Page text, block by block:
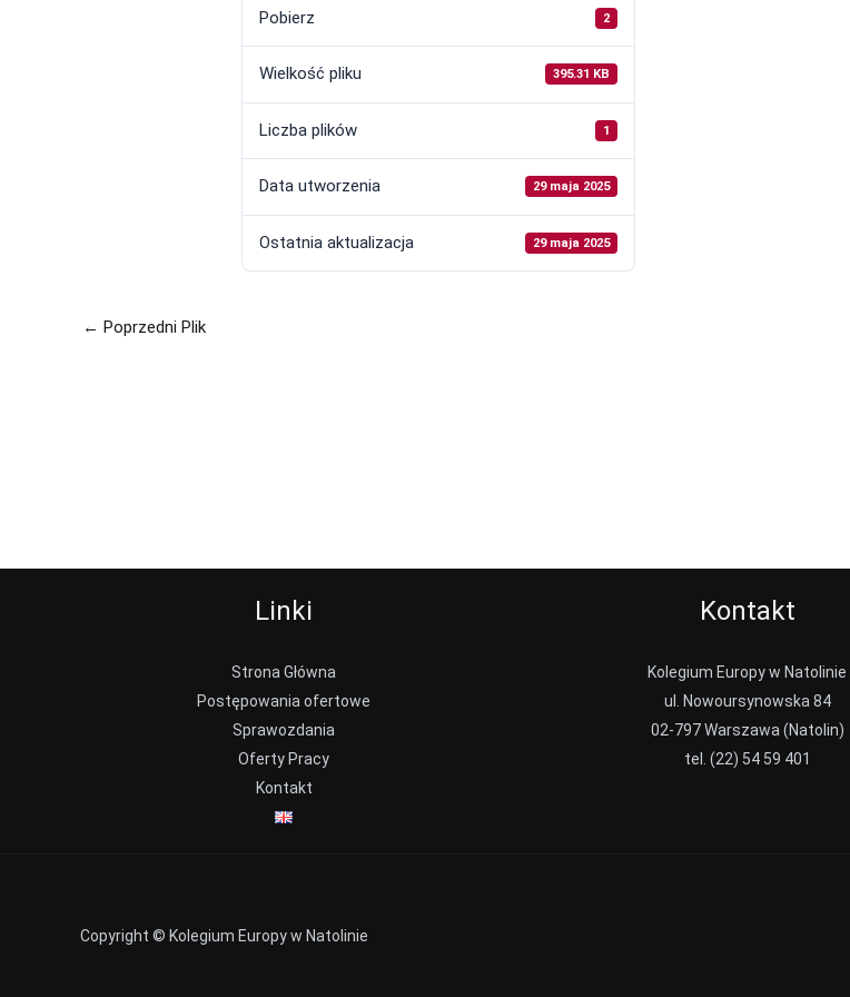
Pobierz 2
Wielkość pliku 395.31 KB
Liczba plików 1
Data utworzenia 29 maja 2025
Ostatnia aktualizacja 29 maja 2025
← Poprzedni Plik
Linki
Strona Główna
Postępowania ofertowe
Sprawozdania
Oferty Pracy
Kontakt
Kontakt
Kolegium Europy w Natolinie
ul. Nowoursynowska 84
02-797 Warszawa (Natolin)
tel. (22) 54 59 401
Copyright © Kolegium Europy w Natolinie